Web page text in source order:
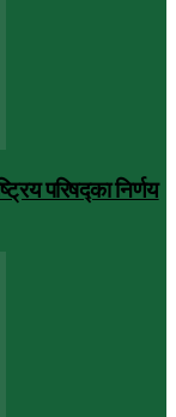
परिषद्का निर्णय